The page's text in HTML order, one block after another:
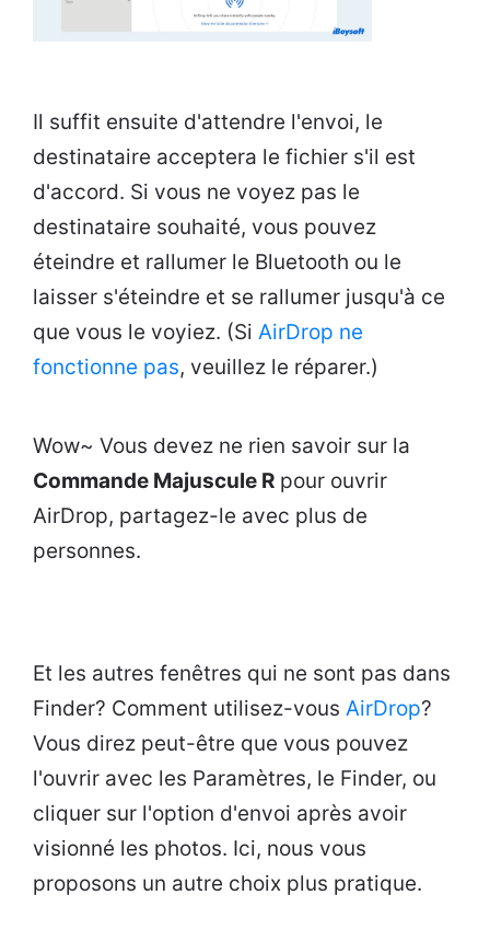
Il suffit ensuite d'attendre l'envoi, le
destinataire acceptera le fichier s'il est
d'accord. Si vous ne voyez pas le
destinataire souhaité, vous pouvez
éteindre et rallumer le Bluetooth ou le
laisser s'éteindre et se rallumer jusqu'à ce
que vous le voyiez. (Si AirDrop ne
fonctionne pas, veuillez le réparer.)
Wow~ Vous devez ne rien savoir sur la
Commande Majuscule R pour ouvrir
AirDrop, partagez-le avec plus de
personnes.
Et les autres fenêtres qui ne sont pas dans
Finder? Comment utilisez-vous AirDrop?
Vous direz peut-être que vous pouvez
l'ouvrir avec les Paramètres, le Finder, ou
cliquer sur l'option d'envoi après avoir
visionné les photos. Ici, nous vous
proposons un autre choix plus pratique.